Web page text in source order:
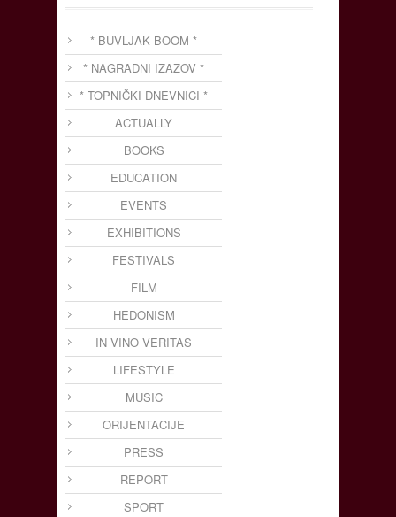
* BUVLJAK BOOM *
* NAGRADNI IZAZOV *
* TOPNIČKI DNEVNICI *
ACTUALLY
BOOKS
EDUCATION
EVENTS
EXHIBITIONS
FESTIVALS
FILM
HEDONISM
IN VINO VERITAS
LIFESTYLE
MUSIC
ORIJENTACIJE
PRESS
REPORT
SPORT